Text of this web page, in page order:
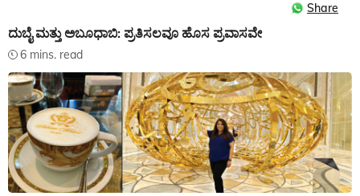
Share
ದುಬೈ ಮತ್ತು ಅಬೂಧಾಬಿ: ಪ್ರತಿಸಲವೂ ಹೊಸ ಪ್ರವಾಸವೇ
6 mins. read